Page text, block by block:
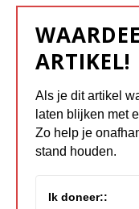
ARTIKEL!
Als je dit artikel
laten blijken met
Zo help je
stand houden.
Ik doneer::